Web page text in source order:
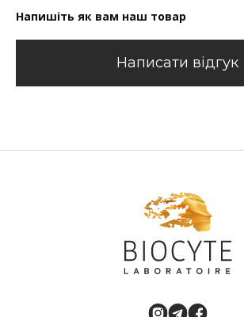
Напишіть як вам наш товар
Написати відгук